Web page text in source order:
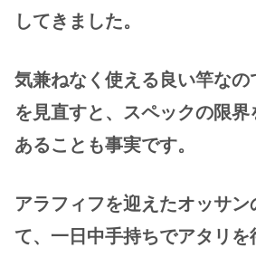
してきました。
気兼ねなく使える良い竿なの
を見直すと、スペックの限
あることも事実です。
アラフィフを迎えたオッサン
て、一日中手持ちでアタリを